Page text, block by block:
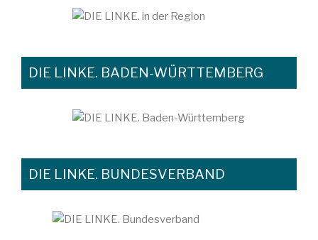
DIE LINKE. BADEN-WÜRTTEMBERG
DIE LINKE. BUNDESVERBAND